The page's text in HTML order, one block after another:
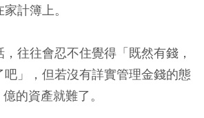
計簿上。
往往會忍不住覺得「既然有錢，
」，但若沒有詳實管理金錢的態
的資產就難了。